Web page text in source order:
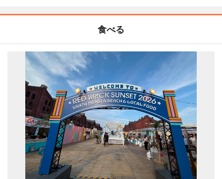
食べる